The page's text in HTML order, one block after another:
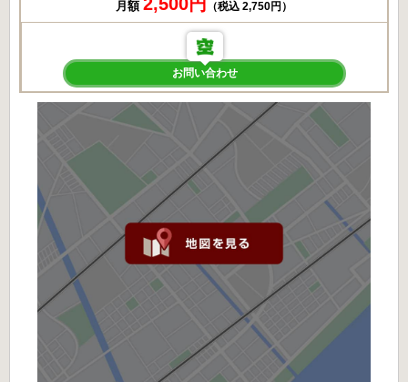
月額 （税込 2,750円）
お問い合わせ